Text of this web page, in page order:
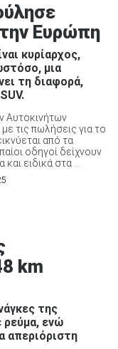
Ευρώπη
κυρίαρχος,
μια
τη διαφορά,
Αυτοκινήτων
τις πωλήσεις για το
από τα
οδηγοί δείχνουν
ειδικά στα ...
km
της
ρεύμα, ενώ
απεριόριστη